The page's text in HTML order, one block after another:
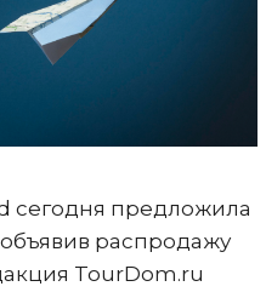
сегодня предложила
распродажу
TourDom.ru